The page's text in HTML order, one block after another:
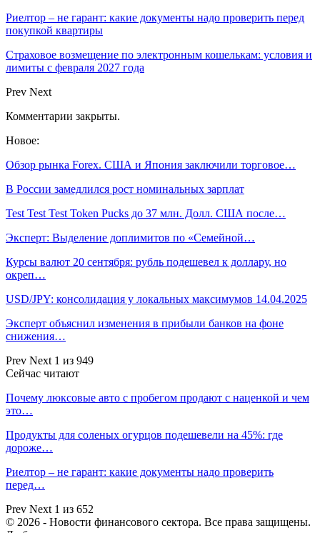
Риелтор – не гарант: какие документы надо проверить перед
покупкой квартиры
Страховое возмещение по электронным кошелькам: условия и
лимиты с февраля 2027 года
Prev Next
Комментарии закрыты.
Новое:
Обзор рынка Forex. США и Япония заключили торговое…
В России замедлился рост номинальных зарплат
Test Test Test Token Pucks до 37 млн. Долл. США после…
Эксперт: Выделение доплимитов по «Семейной…
Курсы валют 20 сентября: рубль подешевел к доллару, но
окреп…
USD/JPY: консолидация у локальных максимумов 14.04.2025
Эксперт объяснил изменения в прибыли банков на фоне
снижения…
Prev Next 1 из 949
Сейчас читают
Почему люксовые авто с пробегом продают с наценкой и чем
это…
Продукты для соленых огурцов подешевели на 45%: где
дороже…
Риелтор – не гарант: какие документы надо проверить
перед…
Prev Next 1 из 652
© 2026 - Новости финансового сектора. Все права защищены.